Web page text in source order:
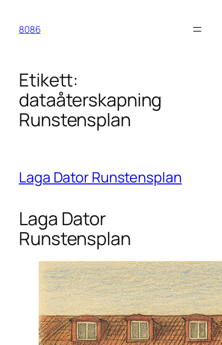
innehåll
8086
Etikett:
dataåterskapning
Runstensplan
Laga Dator Runstensplan
Laga Dator
Runstensplan